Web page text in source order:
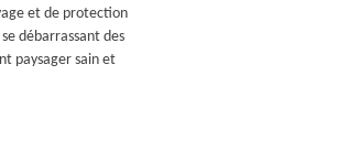
et de protection
débarrassant des
paysager sain et